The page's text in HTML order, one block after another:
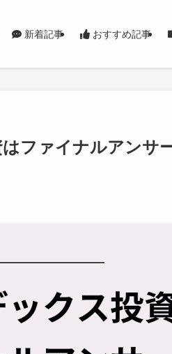
新着記事 おすすめ記事
はファイナルアンサ